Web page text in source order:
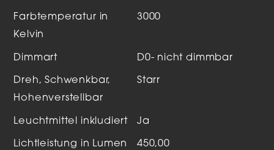
Farbtemperatur in
Kelvin
3000
Dimmart D0- nicht dimmbar
Dreh, Schwenkbar,
Hohenverstellbar
Starr
Leuchtmittel inkludiert Ja
Lichtleistung in Lumen 450,00